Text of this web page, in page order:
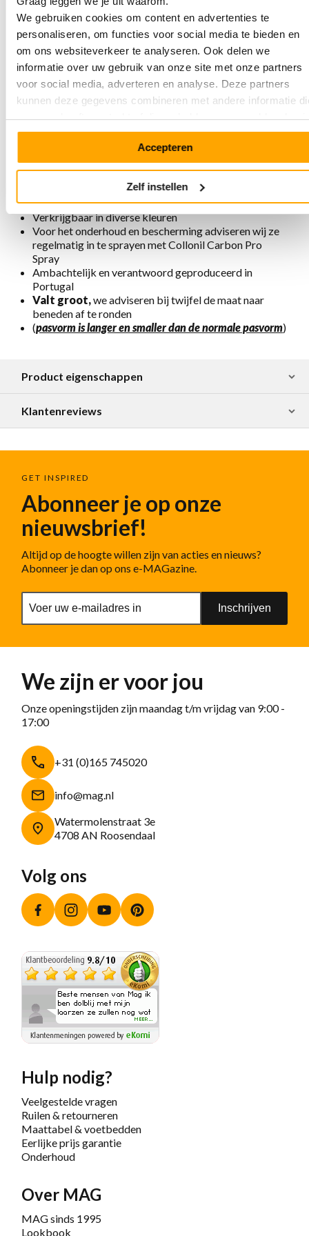
We gebruiken cookies om content en advertenties te
personaliseren, om functies voor social media te bieden en
om ons websiteverkeer te analyseren. Ook delen we
informatie over uw gebruik van onze site met onze partners
voor social media, adverteren en analyse. Deze partners
kunnen deze gegevens combineren met andere informatie
u aan ze heeft verstrekt of die ze hebben verzameld op
van uw gebruik van hun services.
Accepteren
Zelf instellen
Eenmaal aan, nooit meer uit!
Eigenschappen Empress 8007 Poppy
Red
Gemaakt van natuurlijk gelooid nubuckleer
Bandsluiting met gesp en 5 gaatjes voor goede
pasvorm om wreef
Hakhoogte 64 mm, zoolhoogte voor 24 mm, netto
hakhoogte 4 cm
Uitneembaar voetbed
Voering is chroomvrij, ademend, antistatisch en
antibacterieel
Verkrijgbaar in diverse kleuren
Voor het onderhoud en bescherming adviseren wij ze
regelmatig in te sprayen met Collonil Carbon Pro
Spray
Ambachtelijk en verantwoord geproduceerd in
Portugal
Valt groot,we adviseren bij twijfel de maat naar
beneden af te ronden
(pasvorm is langer en smaller dan de normale pasvorm)
Product eigenschappen
Klantenreviews
GET INSPIRED
Abonneer je op onze
nieuwsbrief!
Altijd op de hoogte willen zijn van acties en nieuws?
Abonneer je dan op ons e-MAGazine.
Inschrijven
We zijn er voor jou
Onze openingstijden zijn maandag t/m vrijdag van 9:00 -
17:00
+31 (0)165 745020
info@mag.nl
Watermolenstraat 3e
4708 AN Roosendaal
Volg ons
FacebookInstagramYouTube
Hulp nodig?
Veelgestelde vragen
Ruilen & retourneren
Maattabel & voetbedden
Eerlijke prijs garantie
Onderhoud
Over MAG
MAG sinds 1995
Lookbook